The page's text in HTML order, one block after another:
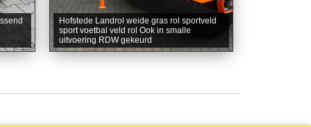
Hofstede Landrol weide gras rol sportveld
sport voetbal veld rol Ook in smalle
uitvoering RDW gekeurd